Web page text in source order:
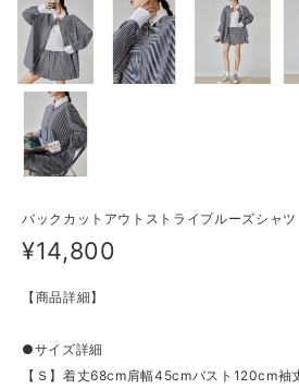
バックカットアウトストライプルーズシャツ
¥14,800
【商品詳細】
●サイズ詳細
【Ｓ】着丈68cm肩幅45cmバスト120cm袖